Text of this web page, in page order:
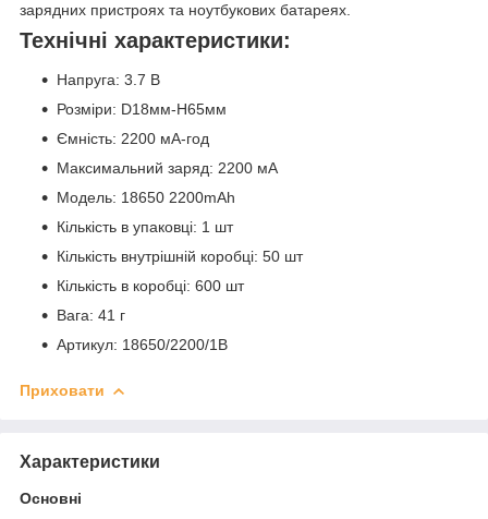
зарядних пристроях та ноутбукових батареях.
Технічні характеристики:
Напруга: 3.7 В
Розміри: D18мм-H65мм
Ємність: 2200 мА-год
Максимальний заряд: 2200 мА
Модель: 18650 2200mAh
Кількість в упаковці: 1 шт
Кількість внутрішній коробці: 50 шт
Кількість в коробці: 600 шт
Вага: 41 г
Артикул: 18650/2200/1B
Приховати
Характеристики
Основні